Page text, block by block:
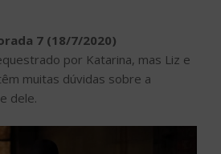
7 (18/7/2020)
por Katarina, mas Liz e
muitas dúvidas sobre a
dele.